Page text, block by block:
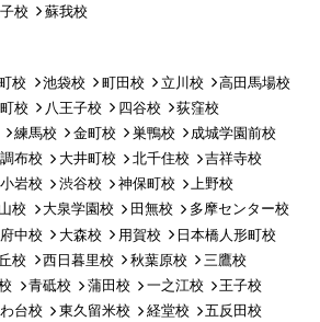
校 蘇我校
校 池袋校 町田校 立川校
高田馬場校
校 八王子校 四谷校
荻窪校
練馬校 金町校 巣鴨校
成城学園前校
調布校 大井町校 北千住校
吉祥寺校
小岩校 渋谷校 神保町校
上野校
校 大泉学園校 田無校
多摩センター校
府中校 大森校 用賀校
日本橋人形町校
校 西日暮里校 秋葉原校
三鷹校
青砥校 蒲田校 一之江校
王子校
台校 東久留米校 経堂校
五反田校